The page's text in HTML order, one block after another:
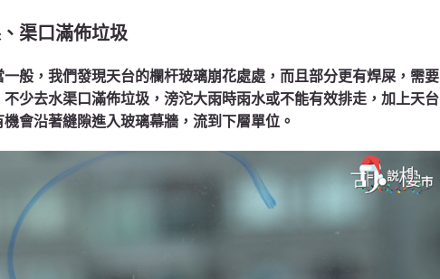
渠口滿佈垃圾
般，我們發現天台的欄杆玻璃崩花處處，而且部分更有焊屎，需要
少去水渠口滿佈垃圾，滂沱大雨時雨水或不能有效排走，加上天台
會沿著縫隙進入玻璃幕牆，流到下層單位。